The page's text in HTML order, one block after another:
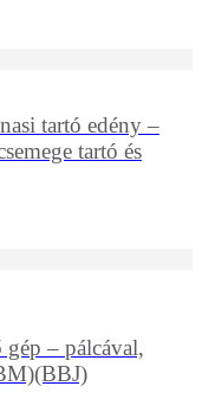
tartó edény –
tartó és
– pálcával,